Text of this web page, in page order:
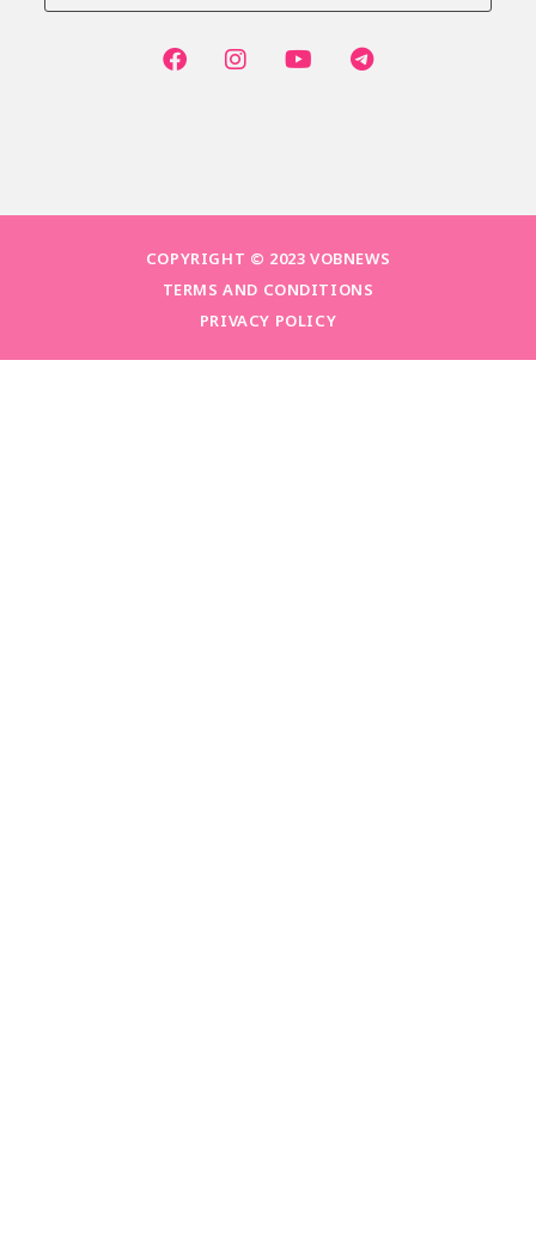
COPYRIGHT © 2023 VOBNEWS
TERMS AND CONDITIONS
PRIVACY POLICY